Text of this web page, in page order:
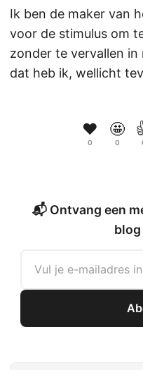
Ik ben de maker van
voor de stimulus om
zonder te vervallen in
dat heb ik, wellicht
❤️
0
🤩
0
📬 Ontvang een